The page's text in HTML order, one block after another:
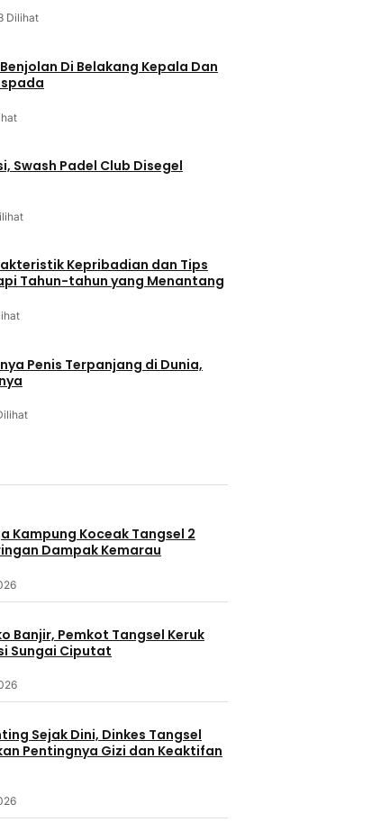
Dilihat
Di Belakang Kepala Dan
Swash Padel Club Disegel
Kepribadian dan Tips
Tahun-tahun yang Menantang
Penis Terpanjang di Dunia,
Kampung Koceak Tangsel 2
Dampak Kemarau
Banjir, Pemkot Tangsel Keruk
Sungai Ciputat
Sejak Dini, Dinkes Tangsel
Pentingnya Gizi dan Keaktifan